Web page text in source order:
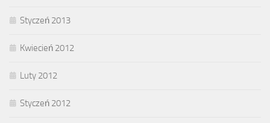
Styczeń 2013
Kwiecień 2012
Luty 2012
Styczeń 2012